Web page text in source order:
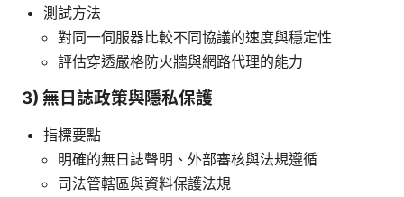
測試方法
對同一伺服器比較不同協議的速度與穩定性
評估穿透嚴格防火牆與網路代理的能力
3) 無日誌政策與隱私保護
指標要點
明確的無日誌聲明、外部審核與法規遵循
司法管轄區與資料保護法規